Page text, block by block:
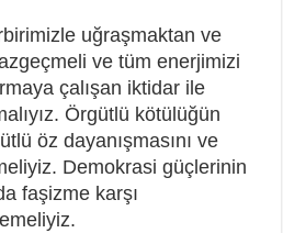
uğraşmaktan ve
ve tüm enerjimizi
çalışan iktidar ile
Örgütlü kötülüğün
öz dayanışmasını ve
Demokrasi güçlerinin
faşizme karşı